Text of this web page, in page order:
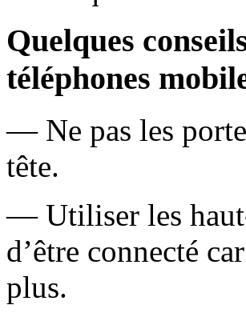
Quelques
téléphones
— Ne pas les
tête.
— Utiliser les
d’être connecté
plus.